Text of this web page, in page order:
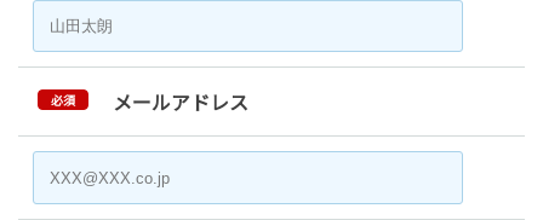
必須 メールアドレス